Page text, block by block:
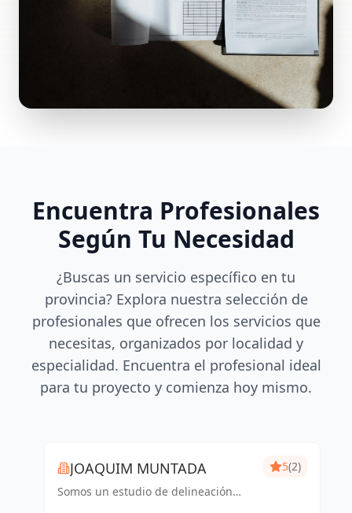
Encuentra Profesionales
Según Tu Necesidad
¿Buscas un servicio específico en tu
provincia? Explora nuestra selección de
profesionales que ofrecen los servicios que
necesitas, organizados por localidad y
especialidad. Encuentra el profesional ideal
para tu proyecto y comienza hoy mismo.
JOAQUIM MUNTADA
Somos un estudio de delineación
5(2)